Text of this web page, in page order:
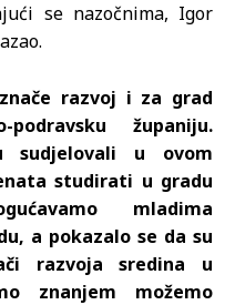
se nazočnima, Igor
razvoj i za grad
županiju.
sudjelovali u ovom
studirati u gradu
mladima
a pokazalo se da su
razvoja sredina u
znanjem možemo